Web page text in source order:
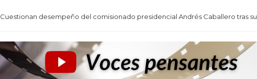
Cuestionan desempeño del comisionado presidencial Andrés Caballero tras su